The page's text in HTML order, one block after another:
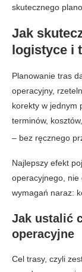
skutecznego
Jak
logistyce i
Planowanie tras
operacyjny,
korekty w jednym
terminów,
– bez ręcznego
Najlepszy efekt
operacyjnego, nie
wymagań naraz:
Jak ustalić
operacyjne
Cel trasy, czyli